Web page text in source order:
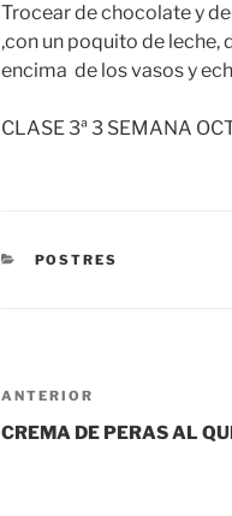
Trocear de chocolate y
,con un poquito de leche,
encima de los vasos y
CLASE 3ª 3 SEMANA
CATEGORÍAS
POSTRES
Navegación
de
Entrada
anterior:
ANTERIOR
CREMA DE PERAS AL